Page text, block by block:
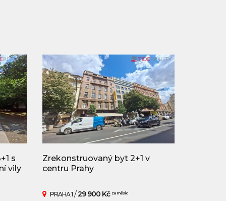
s
vily
Zrekonstruovaný byt 2+1 v
centru Prahy
PRAHA 1/29 900 Kč za měsíc